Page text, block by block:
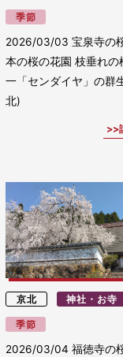
季節
2026/03/03宝泉寺の
本の桜の花園 枝垂れの
一「センダイヤ」の群
北)
京北 神社・お寺
季節
2026/03/04福徳寺の